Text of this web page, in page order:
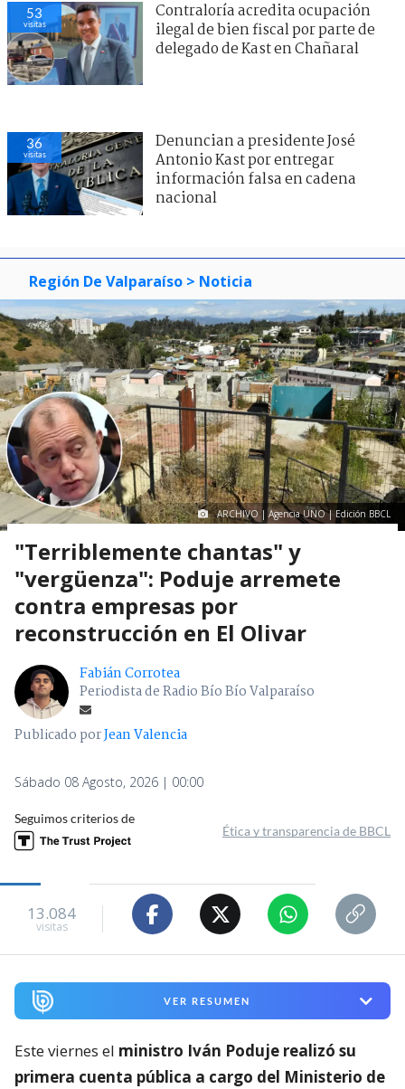
53
visitas
Contraloría acredita ocupación
ilegal de bien fiscal por parte de
delegado de Kast en Chañaral
36
visitas
Denuncian a presidente José
Antonio Kast por entregar
información falsa en cadena
nacional
Región De Valparaíso > Noticia
ARCHIVO | Agencia UNO | Edición BBCL
"Terriblemente chantas" y
"vergüenza": Poduje arremete
contra empresas por
reconstrucción en El Olivar
Fabián Corrotea
Periodista de Radio Bío Bío Valparaíso
Publicado porJean Valencia
Sábado 08 Agosto, 2026 | 00:00
Seguimos criterios de
Ética y transparencia de BBCL
13.084
visitas
VER RESUMEN
Este viernes el ministro Iván Poduje realizó su
primera cuenta pública a cargo del Ministerio de